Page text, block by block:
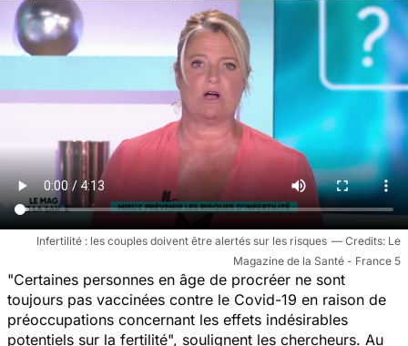
Infertilité : les couples doivent être alertés sur les risques
Le
Magazine de la Santé - France 5
"Certaines personnes en âge de procréer ne sont
toujours pas vaccinées contre le Covid-19 en raison de
préoccupations concernant les effets indésirables
potentiels sur la fertilité", soulignent les chercheurs. Au